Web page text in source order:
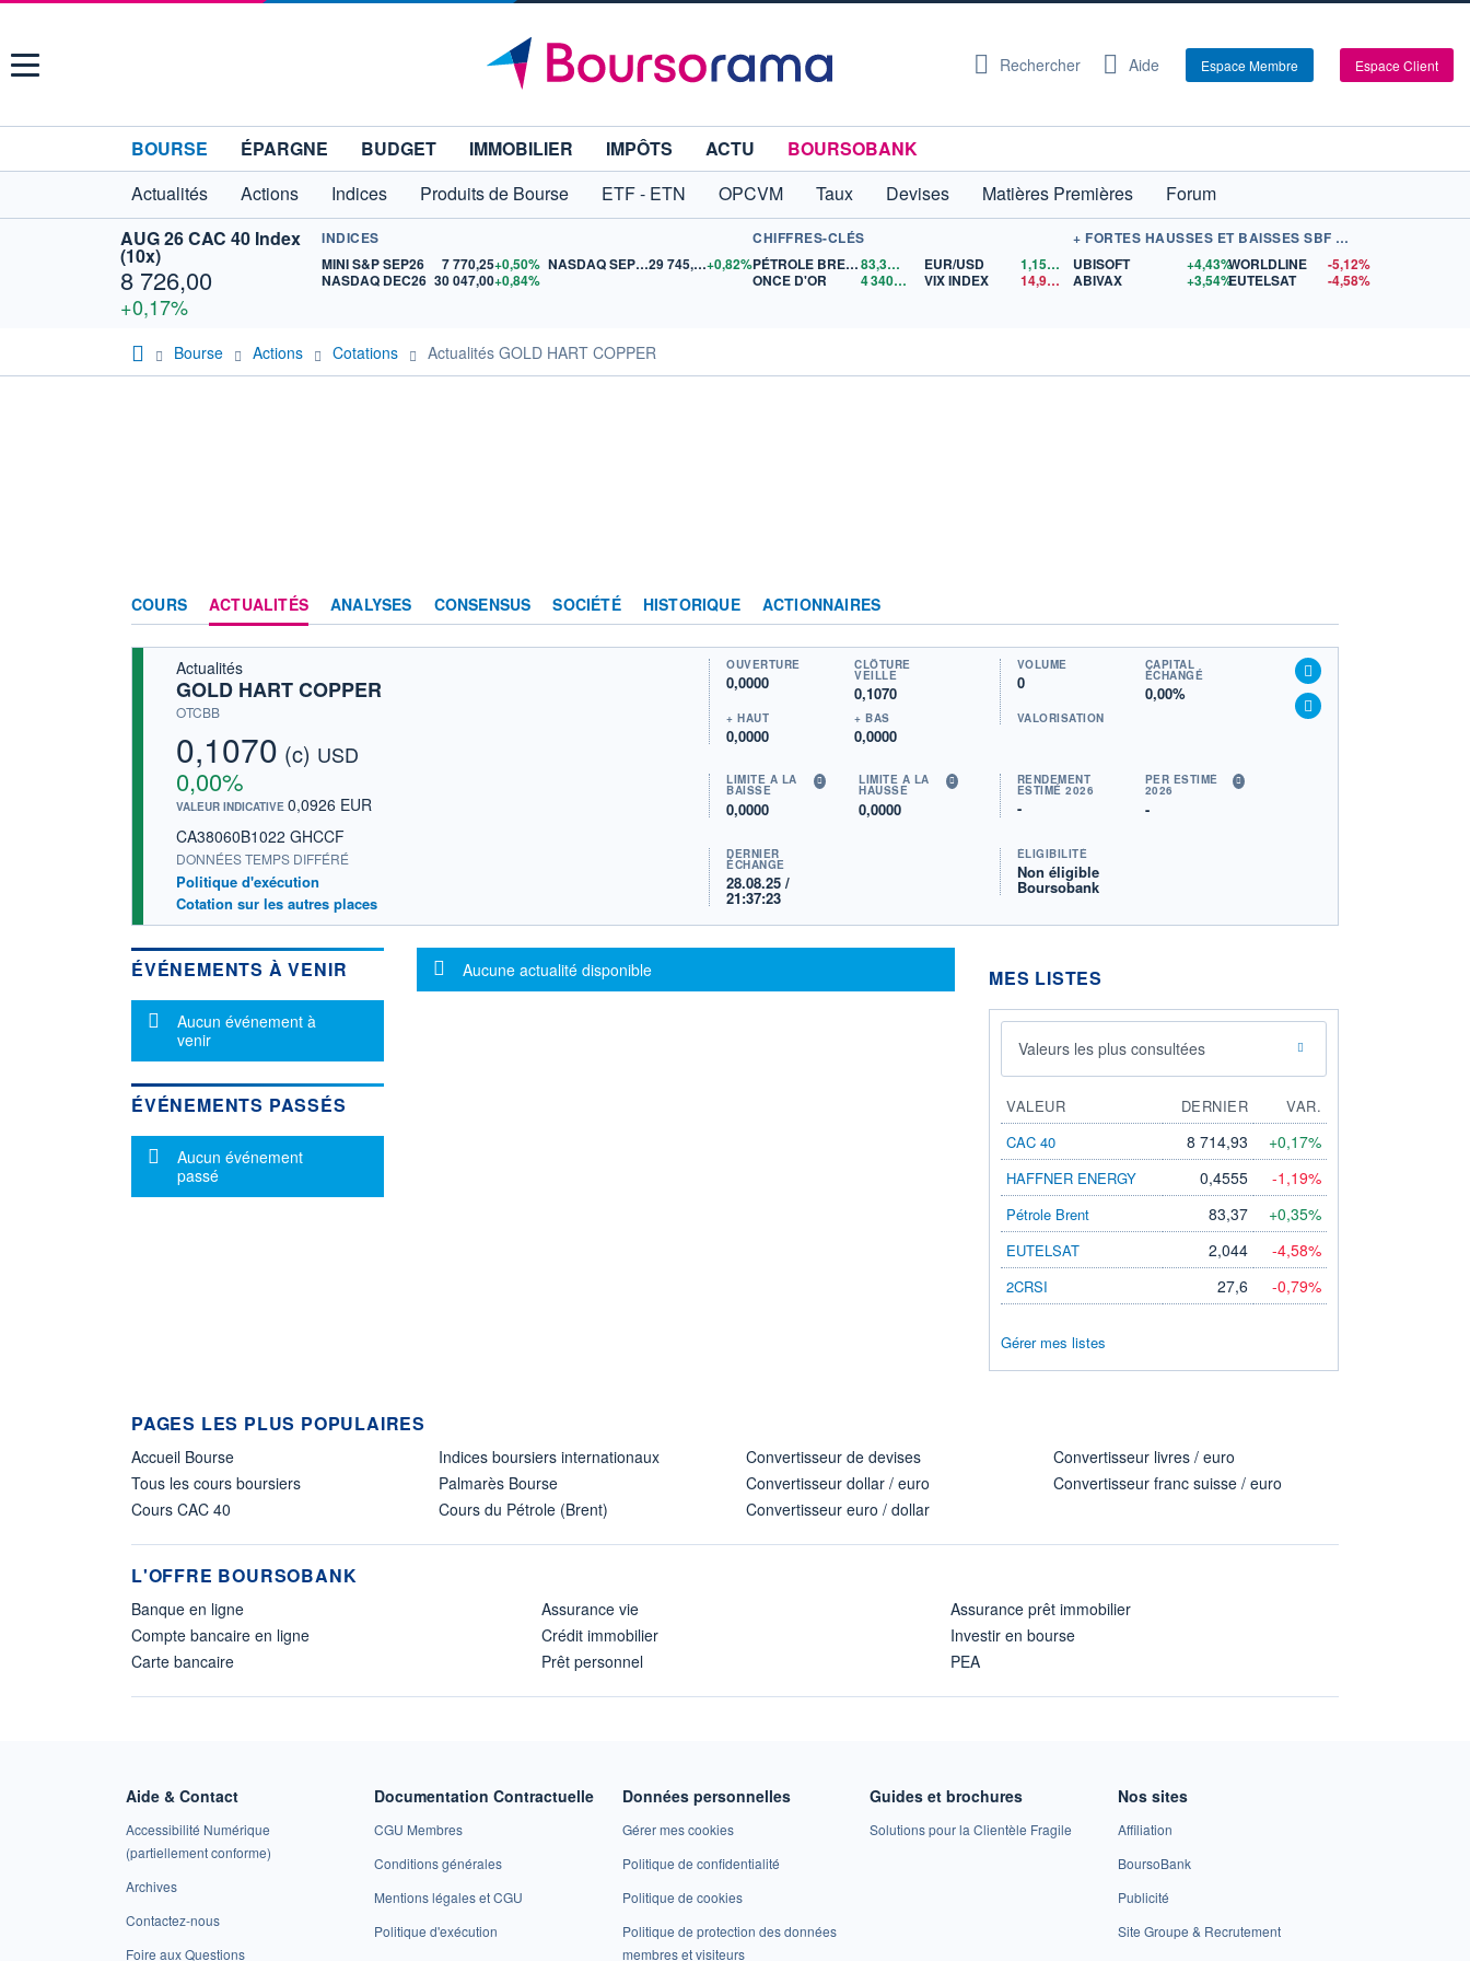
Menu Rechercher Aide Espace Membre Espace Client
BOURSE ÉPARGNE BUDGET IMMOBILIER IMPÔTS ACTU
BOURSOBANK
Actualités
Actions Indices Produits de Bourse ETF - ETN OPCVM Taux Devises Matières Premières
Forum
AUG 26 CAC 40 Index
(10x)
8 726,00
+0,17%
INDICES
MINI S&P SEP26
7 770,25+0,50%
NASDAQ DEC26 30 047,00+0,84%
NASDAQ SEP26 29 745,75+0,82%
CHIFFRES-CLÉS
PÉTROLE BRENT
83,37$US
ONCE D'OR
4 340,61 $US
EUR/USD 1,1560
$US
VIX INDEX
14,92$US
+ FORTES HAUSSES ET BAISSES SBF 120
UBISOFT
+4,43%
ABIVAX
+3,54%
WORLDLINE
-5,12%
EUTELSAT
-4,58%
Bourse Actions Cotations Actualités GOLD HART COPPER
COURS ACTUALITÉS ANALYSES CONSENSUS SOCIÉTÉ HISTORIQUE ACTIONNAIRES
Actualités
GOLD HART COPPER
OTCBB
0,1070 (c) USD
0,00%
VALEUR INDICATIVE 0,0926 EUR
CA38060B1022 GHCCF
DONNÉES TEMPS DIFFÉRÉ
Politique d'exécution
Cotation sur les autres places
OUVERTURE
0,0000
CLÔTURE
VEILLE
0,1070
+ HAUT
0,0000
+ BAS
0,0000
VOLUME
0
CAPITAL
ÉCHANGÉ
0,00%
VALORISATION
LIMITE À LA
BAISSE
0,0000
LIMITE À LA
HAUSSE
0,0000
RENDEMENT
ESTIMÉ 2026
-
PER ESTIMÉ
2026
-
DERNIER
ÉCHANGE
28.08.25 /
21:37:23
ÉLIGIBILITÉ
Non éligible
Boursobank
ÉVÉNEMENTS À VENIR
Message d'information
Aucun événement à
venir
ÉVÉNEMENTS PASSÉS
Message d'information
Aucun événement
passé
Message d'information
Aucune actualité disponible MES LISTES
Valeurs les plus consultées
VALEUR DERNIER
VAR.
CAC 40
8 714,93 +0,17%
HAFFNER ENERGY 0,4555 -1,19%
Pétrole Brent 83,37 +0,35%
EUTELSAT 2,044 -4,58%
2CRSI 27,6 -0,79%
Gérer mes listes
PAGES LES PLUS POPULAIRES
Accueil Bourse
Tous les cours boursiers
Cours CAC 40
Indices boursiers internationaux
Palmarès Bourse
Cours du Pétrole (Brent)
Convertisseur de devises
Convertisseur dollar / euro
Convertisseur euro / dollar
Convertisseur livres / euro
Convertisseur franc suisse / euro
L'OFFRE BOURSOBANK
Banque en ligne
Compte bancaire en ligne
Carte bancaire
Assurance vie
Crédit immobilier
Prêt personnel
Assurance prêt immobilier
Investir en bourse
PEA
Aide & Contact
Accessibilité Numérique
(partiellement conforme)
Archives
Contactez-nous
Foire aux Questions
Documentation Contractuelle
CGU Membres
Conditions générales
Mentions légales et CGU
Politique d'exécution
Données personnelles
Gérer mes cookies
Politique de confidentialité
Politique de cookies
Politique de protection des données
membres et visiteurs
Guides et brochures
Solutions pour la Clientèle Fragile
Nos sites
Affiliation
BoursoBank
Publicité
Site Groupe & Recrutement